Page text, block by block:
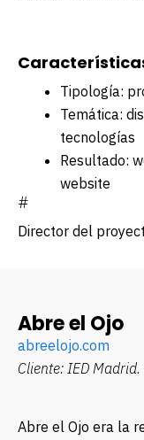
Tipología:
Temática:
tecnologías
Resultado:
website
#
Director del
Abre el Ojo
abreelojo.com
Cliente: IED Madrid.
Abre el Ojo era la